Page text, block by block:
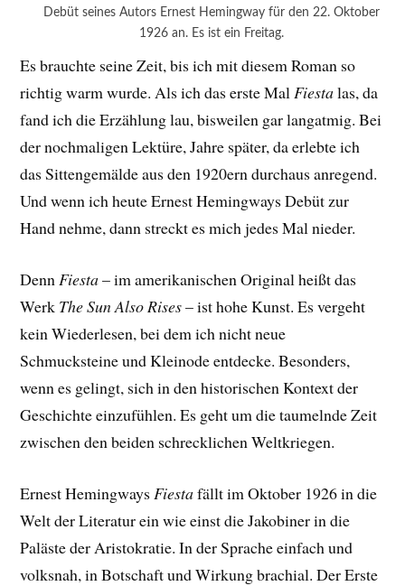
Debüt seines Autors Ernest Hemingway für den 22. Oktober
1926 an. Es ist ein Freitag.
Es brauchte seine Zeit, bis ich mit diesem Roman so
richtig warm wurde. Als ich das erste MalFiestalas, da
fand ich die Erzählung lau, bisweilen gar langatmig. Bei
der nochmaligen Lektüre, Jahre später, da erlebte ich
das Sittengemälde aus den 1920ern durchaus anregend.
Und wenn ich heute Ernest Hemingways Debüt zur
Hand nehme, dann streckt es mich jedes Mal nieder.
DennFiesta– im amerikanischen Original heißt das
Werk The Sun Also Rises– ist hohe Kunst. Es vergeht
kein Wiederlesen, bei dem ich nicht neue
Schmucksteine und Kleinode entdecke. Besonders,
wenn es gelingt, sich in den historischen Kontext der
Geschichte einzufühlen. Es geht um die taumelnde Zeit
zwischen den beiden schrecklichen Weltkriegen.
Ernest HemingwaysFiestafällt im Oktober 1926 in die
Welt der Literatur ein wie einst die Jakobiner in die
Paläste der Aristokratie. In der Sprache einfach und
volksnah, in Botschaft und Wirkung brachial. Der Erste